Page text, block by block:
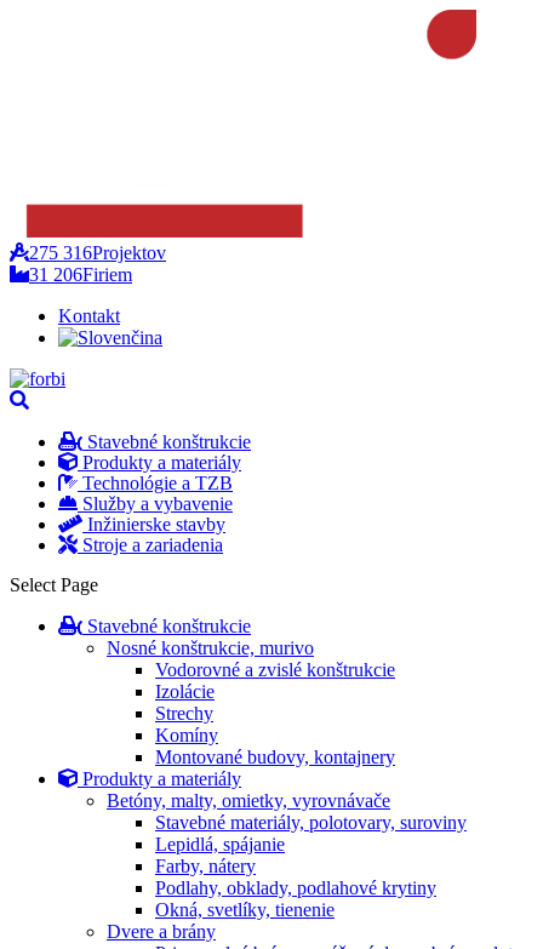
275 316Projektov
31 206Firiem
Kontakt
Stavebné konštrukcie
Produkty a materiály
Technológie a TZB
Služby a vybavenie
Inžinierske stavby
Stroje a zariadenia
Select Page
Stavebné konštrukcie
Nosné konštrukcie, murivo
Vodorovné a zvislé konštrukcie
Izolácie
Strechy
Komíny
Montované budovy, kontajnery
Produkty a materiály
Betóny, malty, omietky, vyrovnávače
Stavebné materiály, polotovary, suroviny
Lepidlá, spájanie
Farby, nátery
Podlahy, obklady, podlahové krytiny
Okná, svetlíky, tienenie
Dvere a brány